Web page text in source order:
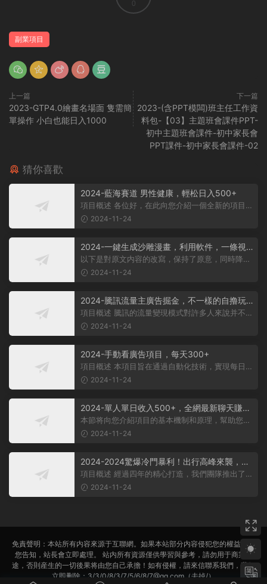
0
副業項目
上一篇
2023-GTP4.0繪畫名場面 隻需簡
單操作 小白也能日入1000
下一篇
2023-(含PPT模闆)班主任工作資
料包-【03】主題班會課件PPT-
初中主題班會課件-初中家長會
PPT課件-初中家長會課件-02
猜你喜歡
2024-藍海賽道 男性健康，輕松日入500+
項目概述 各位好，在此向您介紹一個全新的項目，
它聚焦于男性健康領域。衆所周知...
2024-11-24
2024-一鍵生成沙雕漫畫，利用軟件，一條視
頻播放12W+，單日變現1000+
以下是對原文内容的改寫，保持了原意，同時降低
2024-11-24
2024-騰訊流量主廣告掘金，不一樣的自撸玩
法，日賺500-1000+，無設備要求
項目概述 騰訊的流量變現模式對許多人來說并不陌
生，大多數人對其盈利方式有所了...
2024-11-24
2024-手動看廣告項目，每天300+
項目概述 本項目旨在通過自動化技術，實現每日觀
2024-11-24
2024-單人單日收入500+，全網最新聊天賺
米！适合所有人群簡單暴力！
本節将向您介紹項目的基本機制和原理，幫助您理
解項目的基本概念。 在項目實施前...
2024-11-24
2024-2024驚爆冷門暴利！出行高峰來襲，裏
程積分，高爆發期，一單300+—2000+，月入
過萬不是夢！
項目概述 經過四年的精心打造，我們團隊推出了一
個從未對外公布的項目——利用裏...
2024-11-24
免責聲明：本站所有内容來源于互聯網。如果本站部分内容侵犯您的權益，請
您告知，站長會立即處理。 站内所有資源僅供學習與參考，請勿用于商業用
途，否則産生的一切後果将由您自己承擔！如有侵權，請來信聯系我們，我們
立即删除：3/3/0/8/3/7/5/6/8/7@qq.com（去掉/）